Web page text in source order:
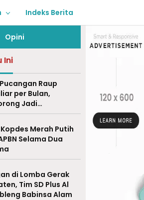
Indeks Berita
Opini
Ini
Raup
per Bulan,
Jadi
Merah Putih
Selama Dua
di Lomba Gerak
Tim SD Plus Al
Babinsa Alam